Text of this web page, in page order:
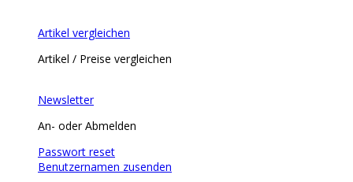
Artikel vergleichen
Artikel / Preise vergleichen
Newsletter
An- oder Abmelden
Passwort reset
Benutzernamen zusenden